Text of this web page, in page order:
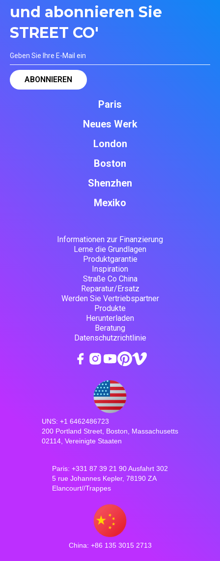
und abonnieren Sie
STREET CO'
Paris
Neues Werk
London
Boston
Shenzhen
Mexiko
Informationen zur Finanzierung
Lerne die Grundlagen
Produktgarantie
Inspiration
Straße Co China
Reparatur/Ersatz
Werden Sie Vertriebspartner
Produkte
Herunterladen
Beratung
Datenschutzrichtlinie
UNS: +1 6462486723
200 Portland Street, Boston, Massachusetts
02114, Vereinigte Staaten
Paris: +331 87 39 21 90 Ausfahrt 302
5 rue Johannes Kepler, 78190 ZA
Elancourt//Trappes
China: +86 135 3015 2713